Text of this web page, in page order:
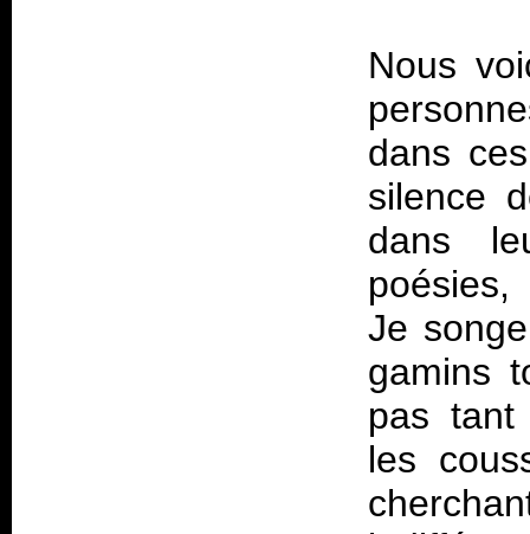
Nous
dans
silence
dans
poésies,
Je
gamins
pas tant
les